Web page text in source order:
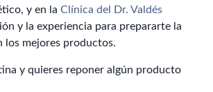
y en la Clínica del Dr. Valdés
y la experiencia para prepararte la
los mejores productos.
y quieres reponer algún producto